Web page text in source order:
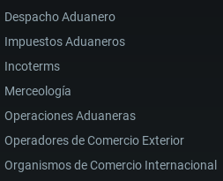
Despacho Aduanero
Impuestos Aduaneros
Incoterms
Merceología
Operaciones Aduaneras
Operadores de Comercio Exterior
Organismos de Comercio Internacional